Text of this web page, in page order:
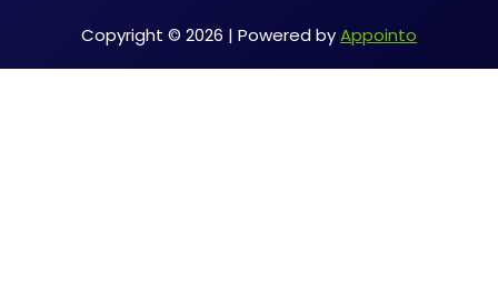
Copyright © 2026 | Powered byAppointo